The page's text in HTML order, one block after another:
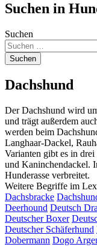
Suchen in
Suchen
Suchen
Dachshund
Der Dachshund wird
und trägt außerdem
werden beim
Langhaar-Dackel,
Varianten gibt es in
und Kaninchendackel.
Hunderasse verbreitet.
Weitere Begriffe im
Dachsbracke
Deerhound Deutsch
Deutscher Boxer
Deutscher Schäferhund
Dobermann Dogo